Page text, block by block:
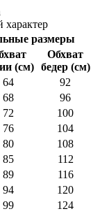
характер
размеры
(см)
Обхват
бедер (см)
64
92
68
96
72
100
76
104
80
108
85
112
89
116
94
120
99 124